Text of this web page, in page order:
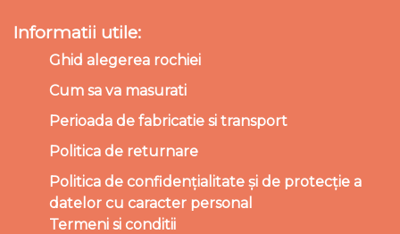
Informatii utile:
Ghid alegerea rochiei
Cum sa va masurati
Perioada de fabricatie si transport
Politica de returnare
Politica de confidențialitate și de protecție a
datelor cu caracter personal
Termeni si conditii